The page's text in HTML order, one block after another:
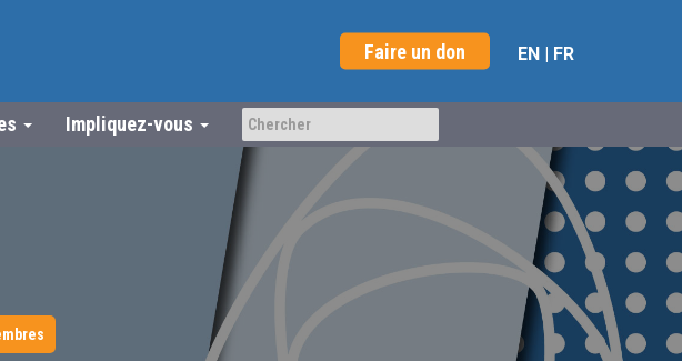
Faire un don EN | FR
Impliquez-vous